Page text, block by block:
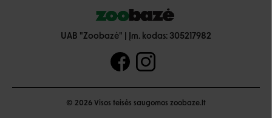
UAB "Zoobazė" | Įm. kodas: 305217982
© 2026 Visos teisės saugomos zoobaze.lt